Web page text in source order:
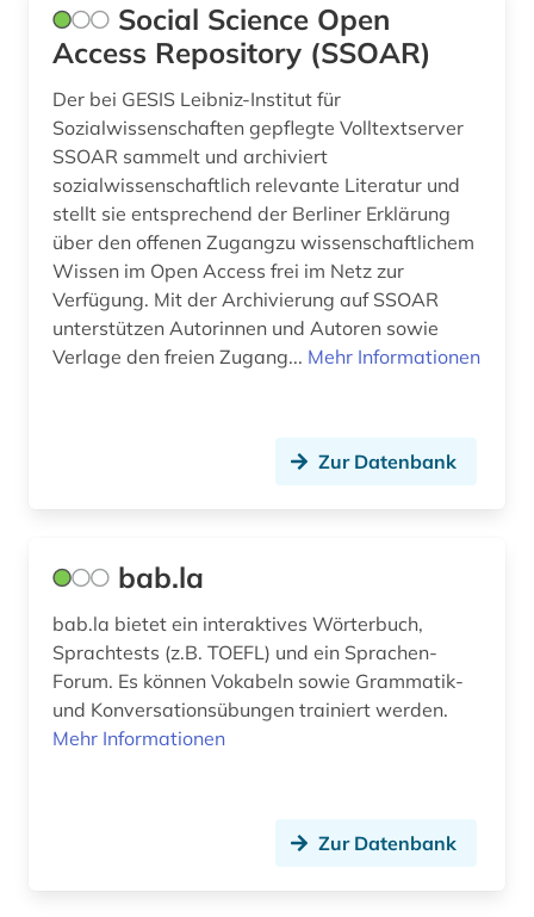
belgienforschung (1)
belletristik (3)
belutschisch (1)
benin (1)
beratung (1)
bergbau (4)
bericht (1)
berliner mauer (1)
berufliche bildung (1)
berufliche fortbildung (1)
berufsanfang (1)
Social Science Open
Access Repository (SSOAR)
Der bei GESIS Leibniz-Institut für
Sozialwissenschaften gepflegte Volltextserver
SSOAR sammelt und archiviert
sozialwissenschaftlich relevante Literatur und
stellt sie entsprechend der Berliner Erklärung
über den offenen Zugangzu wissenschaftlichem
Wissen im Open Access frei im Netz zur
Verfügung. Mit der Archivierung auf SSOAR
unterstützen Autorinnen und Autoren sowie
Verlage den freien Zugang... Mehr Informationen
Zur Datenbank
bab.la
bab.la bietet ein interaktives Wörterbuch,
Sprachtests (z.B. TOEFL) und ein Sprachen-
Forum. Es können Vokabeln sowie Grammatik-
und Konversationsübungen trainiert werden.
Mehr Informationen
Zur Datenbank